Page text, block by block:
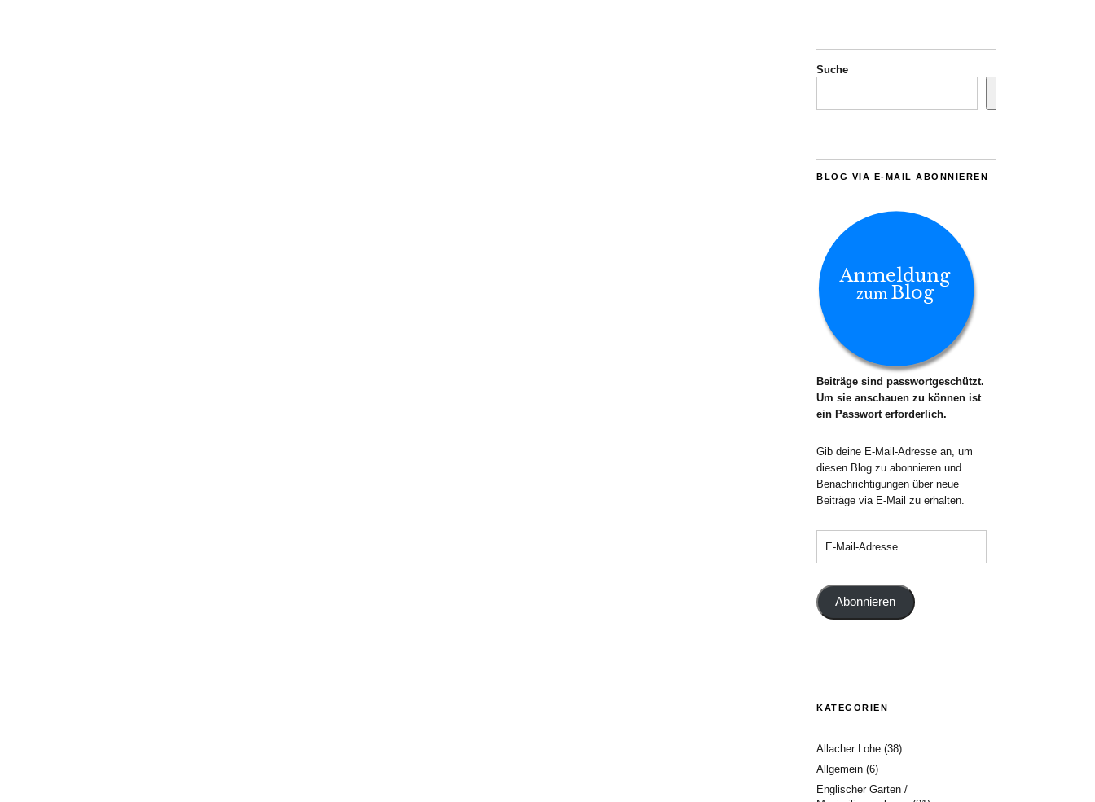
Suche
BLOG VIA E-MAIL ABONNIEREN
Anmeldung
zum Blog
Beiträge sind passwortgeschützt.
Um sie anschauen zu können ist
ein Passwort erforderlich.
Gib deine E-Mail-Adresse an, um
diesen Blog zu abonnieren und
Benachrichtigungen über neue
Beiträge via E-Mail zu erhalten.
Abonnieren
KATEGORIEN
Allacher Lohe (38)
Allgemein (6)
Englischer Garten /